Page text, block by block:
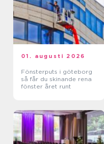
01. augusti 2026
Fönsterputs i göteborg
så får du skinande rena
fönster året runt